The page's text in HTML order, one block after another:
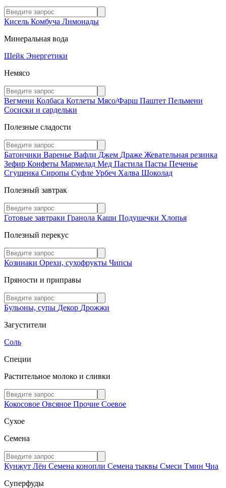
Кисель Комбуча Лимонады
Минеральная вода
Шейк Энергетики
Немясо
Вегмени Колбаса Котлеты Мясо/Фарш Паштет Пельмени
Сосиски и сардельки
Полезные сладости
Батончики Варенье Вафли Джем Драже Жевательная резинка
Зефир Конфеты Мармелад Мед Пастила Пасты Печенье
Сгущенка Сиропы Суфле Урбеч Халва Шоколад
Полезный завтрак
Готовые завтраки Гранола Каши Подушечки Хлопья
Полезный перекус
Козинаки Орехи, сухофрукты Чипсы
Пряности и приправы
Бульоны, супы Декор Дрожжи
Загустители
Соль
Специи
Растительное молоко и сливки
Кокосовое Овсяное Прочие Соевое
Сухое
Семена
Кунжут Лён Семена конопли Семена тыквы Смеси Тмин Чиа
Суперфуды